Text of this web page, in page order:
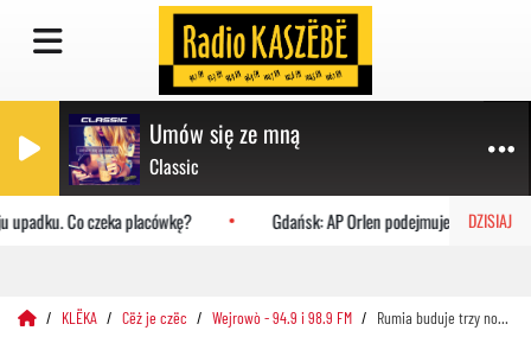
Umów się ze mną
Classic
DZISIAJ
Co czeka placówkę? Gdańsk: AP Orlen podejmuje Uniwersytet
KLËKA Cëż je czëc Wejrowò - 94.9 i 98.9 FM Rumia buduje trzy nowe strefy sportu i relaksu za 4,7 mln zł